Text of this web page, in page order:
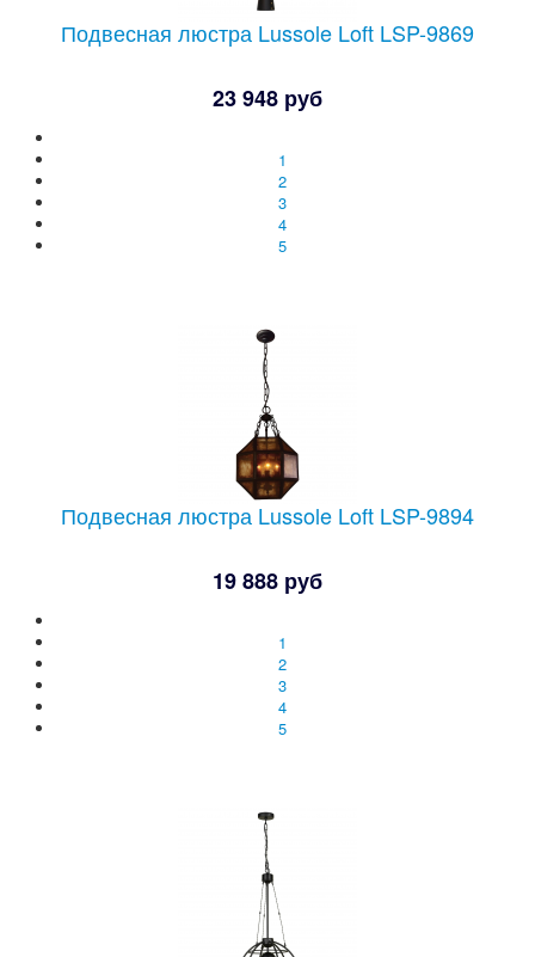
Подвесная люстра Lussole Loft LSP-9869
23 948 руб
1
2
3
4
5
Подвесная люстра Lussole Loft LSP-9894
19 888 руб
1
2
3
4
5